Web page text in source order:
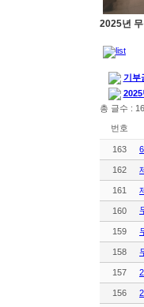
2025년
기부
총 글수 :
번호
163
162
161
160
159
158
157
156